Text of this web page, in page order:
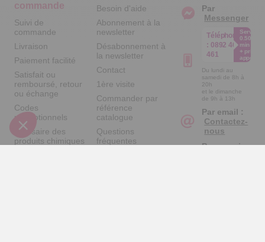
commande
Suivi de
commande
Livraison
Paiement facilité
Satisfait ou
remboursé, retour
ou échange
Codes
promotionnels
Glossaire des
produits chimiques
Besoin d'aide
Abonnement à la
newsletter
Désabonnement à
la newsletter
Contact
1ère visite
Commander par
référence
catalogue
Questions
fréquentes
Par
Messenger
Téléphone
: 0892 461
461
Service
0.50€ /
min
+ prix
appel
Du lundi au
samedi de 8h à
20h
et le dimanche
de 9h à 13h
Par email :
Contactez-
nous
Par courrier